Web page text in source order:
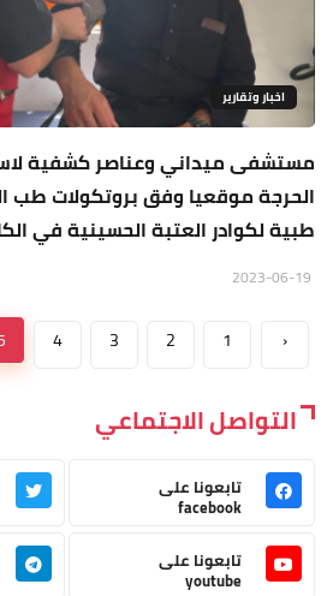
اخبار وتقارير
مستشفى ميداني وعناصر كشفية
الحرجة موقعيا وفق بروتكولات
طبية لكوادر العتبة الحسينية في
‹
1
2
3
4
التواصل الاجتماعي
تابعونا على
facebook
تابعونا على
youtube